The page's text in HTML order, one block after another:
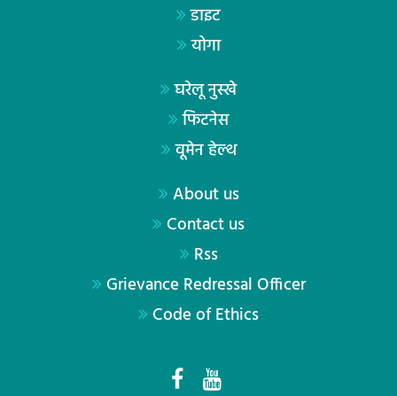
डाइट
योगा
घरेलू नुस्खे
फिटनेस
वूमेन हेल्थ
About us
Contact us
Rss
Grievance Redressal Officer
Code of Ethics